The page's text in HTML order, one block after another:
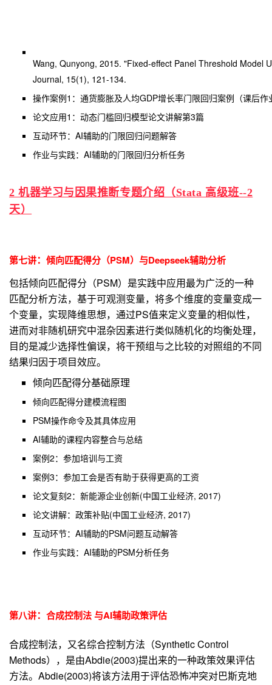
Wang, Qunyong, 2015. "Fixed-effect Panel Threshold Model
Journal, 15(1), 121-134.
操作案例1：通货膨胀及人均GDP增长率门限回归案例（课后作
论文应用1：动态门槛回归模型论文讲解第3篇
互动环节：AI辅助的门限回归问题解答
作业与实践：AI辅助的门限回归分析任务
2 机器学习与因果推断专题介绍（Stata 高级班--2
天）
第七讲： 倾向匹配得分（PSM）与Deepseek辅助分析
包括倾向匹配得分（PSM）是实践中应用最为广泛的一种
匹配分析方法，基于可观测变量，将多个维度的变量变成一
个变量，实现降维思想，通过PS值来定义变量的相似性，
进而对非随机研究中混杂因素进行类似随机化的均衡处理，
目的是减少选择性偏误，将干预组与之比较的对照组的不同
结果归因于项目效应。
倾向匹配得分基础原理
倾向匹配得分建模流程图
PSM操作命令及其具体应用
AI辅助的课程内容整合与总结
案例2：参加培训与工资
案例3：参加工会是否有助于获得更高的工资
论文复刻2： 新能源企业创新(中国工业经济, 2017)
论文讲解：政策补贴(中国工业经济, 2017)
互动环节：AI辅助的PSM问题互动解答
作业与实践：AI辅助的PSM分析任务
第八讲： 合成控制法 与AI辅助政策评估
合成控制法，又名综合控制方法（Synthetic Control
Methods），是由Abdie(2003)提出来的一种政策效果评估
方法。Abdie(2003)将该方法用于评估恐怖冲突对巴斯克地